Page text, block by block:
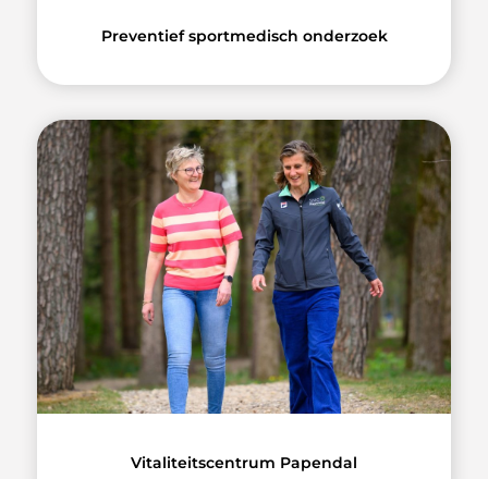
Preventief sportmedisch onderzoek
Vitaliteitscentrum Papendal